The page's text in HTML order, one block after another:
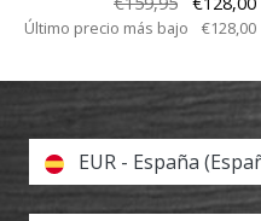
Último precio más bajo €128,00
EUR - España